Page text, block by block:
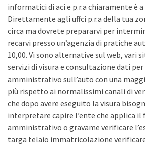
informatici di aci e p.r.a chiaramente è
Direttamente agli uffci p.r.a della tua
circa ma dovrete prepararvi per
recarvi presso un’agenzia di pratiche
10,00. Vi sono alternative sul web, vari
servizi di visura e consultazione dati
amministrativo sull’auto con una
più rispetto ai normalissimi canali di
che dopo avere eseguito la visura
interpretare capire l’ente che applica il
amministrativo o gravame verificare
targa telaio immatricolazione